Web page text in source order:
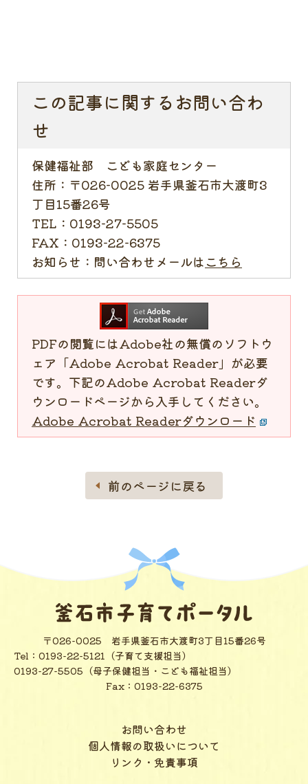
この記事に関するお問い合わ
せ
保健福祉部 こども家庭センター
住所： 〒026-0025 岩手県釜石市大渡町3
丁目15番26号
TEL： 0193-27-5505
FAX： 0193-22-6375
お知らせ： 問い合わせメールはこちら
PDFの閲覧にはAdobe社の無償のソフトウ
ェア「Adobe Acrobat Reader」が必要
です。下記のAdobe Acrobat Readerダ
ウンロードページから入手してください。
Adobe Acrobat Readerダウンロード
前のページに戻る
〒026-0025
岩手県釜石市大渡町3丁目15番26号
Tel： 0193-22-5121（子育て支援担当）
0193-27-5505（母子保健担当・こども福祉担当）
Fax：0193-22-6375
お問い合わせ
個人情報の取扱いについて
リンク・免責事項